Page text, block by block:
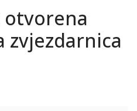
otvorena
zvjezdarnica